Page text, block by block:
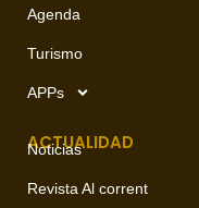
Agenda
Turismo
APPs
ACTUALIDAD
Noticias
Revista Al corrent